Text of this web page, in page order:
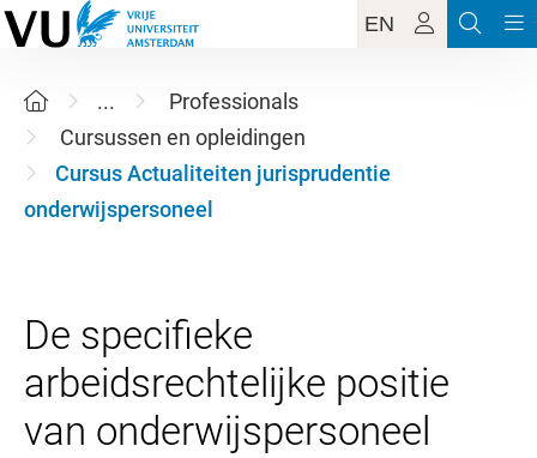
EN
...
Professionals
Cursussen en opleidingen
Cursus Actualiteiten jurisprudentie
onderwijspersoneel
De specifieke
arbeidsrechtelijke positie